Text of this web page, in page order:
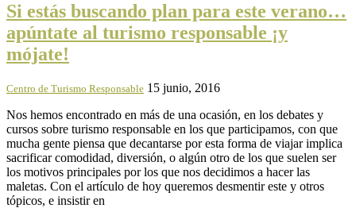
Si estás buscando plan para este verano…
apúntate al turismo responsable ¡y
mójate!
Centro de Turismo Responsable 15 junio, 2016
Nos hemos encontrado en más de una ocasión, en los debates y
cursos sobre turismo responsable en los que participamos, con que
mucha gente piensa que decantarse por esta forma de viajar implica
sacrificar comodidad, diversión, o algún otro de los que suelen ser
los motivos principales por los que nos decidimos a hacer las
maletas. Con el artículo de hoy queremos desmentir este y otros
tópicos, e insistir en